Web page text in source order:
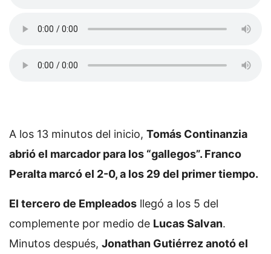
A los 13 minutos del inicio, Tomás Continanzia
abrió el marcador para los “gallegos”. Franco
Peralta marcó el 2-0, a los 29 del primer tiempo.
El tercero de Empleados llegó a los 5 del
complemente por medio de Lucas Salvan.
Minutos después, Jonathan Gutiérrez anotó el